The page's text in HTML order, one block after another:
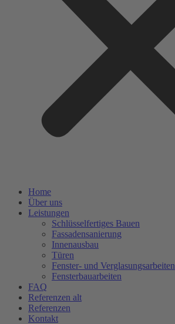
Home
Über uns
Leistungen
Schlüsselfertiges Bauen
Fassadensanierung
Innenausbau
Türen
Fenster- und Verglasungsarbeiten
Fensterbauarbeiten
FAQ
Referenzen alt
Referenzen
Kontakt